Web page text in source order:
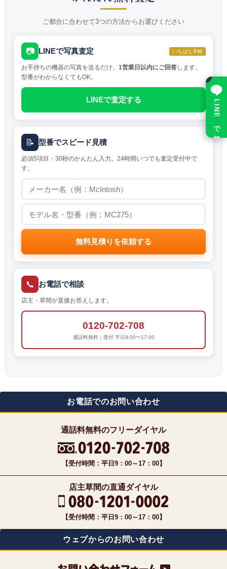
ご都合に合わせて3つの方法からお選びください
📷 LINEで写真査定 いちばん手軽
お手持ちの機器の写真を送るだけ。 1営業日以内にご回答します。
型番がわからなくてもOK。
LINEで査定する
📝 型番でスピード見積
必須5項目・30秒のかんたん入力。24時間いつでも査定受付中で
す。
無料見積りを依頼する
📞 お電話で相談
店主・草間が直接お答えします。
0120-702-708
通話料無料｜受付 平日9:00〜17:00
お電話でのお問い合わせ
通話料無料のフリーダイヤル
【受付時間：平日9：00～17：00】
店主草間の直通ダイヤル
【受付時間：平日9：00～17：00】
ウェブからのお問い合わせ
LINE で相談
×